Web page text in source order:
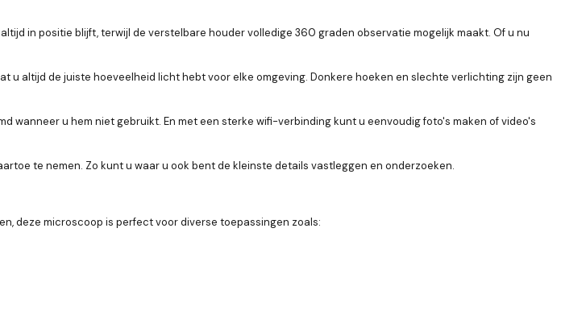
in positie blijft, terwijl de verstelbare houder volledige 360 graden observatie mogelijk maakt. Of u nu
u altijd de juiste hoeveelheid licht hebt voor elke omgeving. Donkere hoeken en slechte verlichting zijn geen
wanneer u hem niet gebruikt. En met een sterke wifi-verbinding kunt u eenvoudig foto's maken of video's
te nemen. Zo kunt u waar u ook bent de kleinste details vastleggen en onderzoeken.
deze microscoop is perfect voor diverse toepassingen zoals: